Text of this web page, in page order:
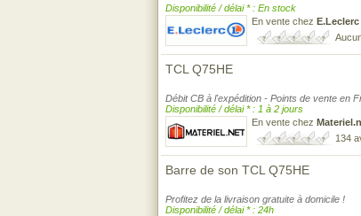
Disponibilité / délai * : En stock
En vente chez E.Leclerc
TCL Q75HE
Débit CB à l'expédition - Points de vente en
Disponibilité / délai * : 1 à 2 jours
En vente chez
134
Barre de son TCL Q75HE
Profitez de la livraison gratuite à domicile !
Disponibilité / délai * : 24h